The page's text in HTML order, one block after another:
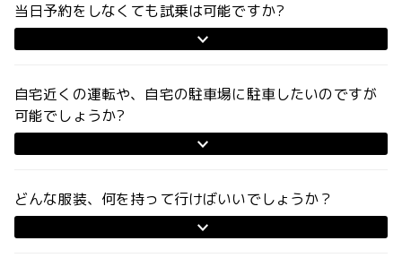
当日予約をしなくても試乗は可能ですか?
自宅近くの運転や、自宅の駐車場に駐車したいのですが
可能でしょうか?
どんな服装、何を持って行けばいいでしょうか？